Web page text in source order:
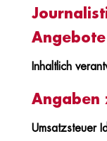
Angebote
Inhaltlich
Angaben
Umsatzsteuer